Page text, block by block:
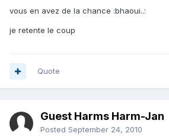
vous en avez de la chance :bhaoui..:
je retente le coup
Quote
Guest Harms Harm-Jan
Posted September 24, 2010